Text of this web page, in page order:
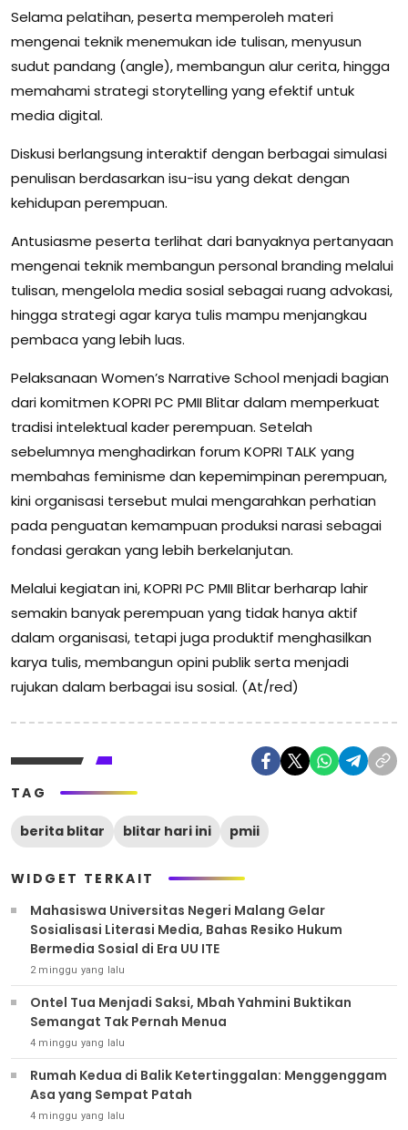
Selama pelatihan, peserta memperoleh materi
mengenai teknik menemukan ide tulisan, menyusun
sudut pandang (angle), membangun alur cerita, hingga
memahami strategi storytelling yang efektif untuk
media digital.
Diskusi berlangsung interaktif dengan berbagai simulasi
penulisan berdasarkan isu-isu yang dekat dengan
kehidupan perempuan.
Antusiasme peserta terlihat dari banyaknya pertanyaan
mengenai teknik membangun personal branding melalui
tulisan, mengelola media sosial sebagai ruang advokasi,
hingga strategi agar karya tulis mampu menjangkau
pembaca yang lebih luas.
Pelaksanaan Women’s Narrative School menjadi bagian
dari komitmen KOPRI PC PMII Blitar dalam memperkuat
tradisi intelektual kader perempuan. Setelah
sebelumnya menghadirkan forum KOPRI TALK yang
membahas feminisme dan kepemimpinan perempuan,
kini organisasi tersebut mulai mengarahkan perhatian
pada penguatan kemampuan produksi narasi sebagai
fondasi gerakan yang lebih berkelanjutan.
Melalui kegiatan ini, KOPRI PC PMII Blitar berharap lahir
semakin banyak perempuan yang tidak hanya aktif
dalam organisasi, tetapi juga produktif menghasilkan
karya tulis, membangun opini publik serta menjadi
rujukan dalam berbagai isu sosial. (At/red)
TAG
berita blitar blitar hari ini pmii
WIDGET TERKAIT
Mahasiswa Universitas Negeri Malang Gelar
Sosialisasi Literasi Media, Bahas Resiko Hukum
Bermedia Sosial di Era UU ITE
2 minggu yang lalu
Ontel Tua Menjadi Saksi, Mbah Yahmini Buktikan
Semangat Tak Pernah Menua
4 minggu yang lalu
Rumah Kedua di Balik Ketertinggalan: Menggenggam
Asa yang Sempat Patah
4 minggu yang lalu